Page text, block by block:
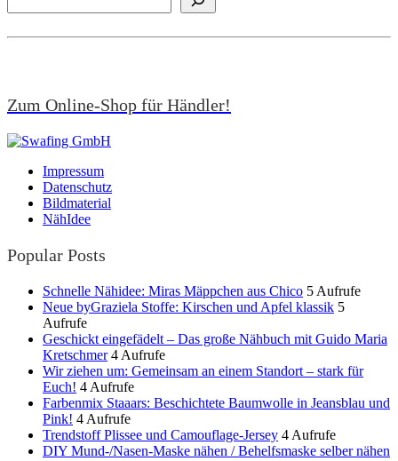
Zum Online-Shop für Händler!
Impressum
Datenschutz
Bildmaterial
NähIdee
Popular Posts
Schnelle Nähidee: Miras Mäppchen aus Chico 5 Aufrufe
Neue byGraziela Stoffe: Kirschen und Apfel klassik 5
Aufrufe
Geschickt eingefädelt – Das große Nähbuch mit Guido Maria
Kretschmer 4 Aufrufe
Wir ziehen um: Gemeinsam an einem Standort – stark für
Euch! 4 Aufrufe
Farbenmix Staaars: Beschichtete Baumwolle in Jeansblau und
Pink! 4 Aufrufe
Trendstoff Plissee und Camouflage-Jersey 4 Aufrufe
DIY Mund-/Nasen-Maske nähen / Behelfsmaske selber nähen